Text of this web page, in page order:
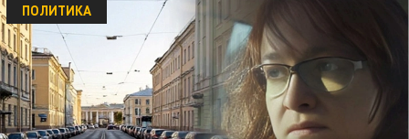
ПОЛИТИКА